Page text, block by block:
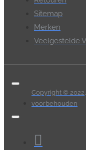
Sitemap
Merken
Veelgestelde
Copyright ©
voorbehouden